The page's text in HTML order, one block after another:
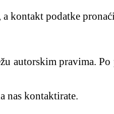
kontakt podatke
autorskim pravima.
nas kontaktirate.